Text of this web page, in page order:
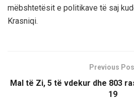
mëbshtetësit e politikave të saj
Krasniqi.
Previous
Mal të Zi, 5 të vdekur dhe 803
19